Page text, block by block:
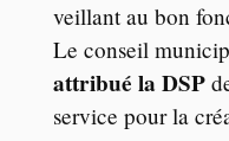
veillant au bon
Le conseil
attribué la DSP
service pour la